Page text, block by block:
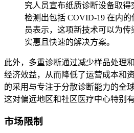
究人员宣布纸质诊断设备取得
检测出包括 COVID-19 在内
员表示，这项新技术可以为
实惠且快速的解决方案。
此外，多重诊断通过减少样品处理
经济效益，从而降低了运营成本和
的采用与专注于分散诊断能力的全
这对偏远地区和社区医疗中心特别
市场限制